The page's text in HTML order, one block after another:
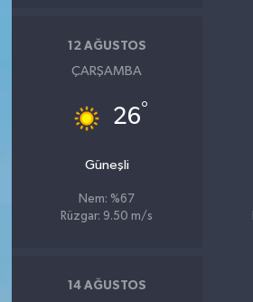
12 AĞUSTOS
ÇARŞAMBA
26°
Güneşli
Nem: %67
Rüzgar: 9.50 m/s
14 AĞUSTOS